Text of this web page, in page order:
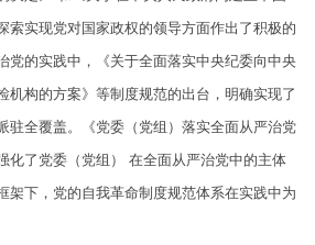
索实现党对国家政权的领导方面作出了积极的
党的实践中，《关于全面落实中央纪委向中央
机构的方案》等制度规范的出台，明确实现了
驻全覆盖。《党委（党组）落实全面从严治党
化了党委（党组） 在全面从严治党中的主体
下，党的自我革命制度规范体系在实践中为